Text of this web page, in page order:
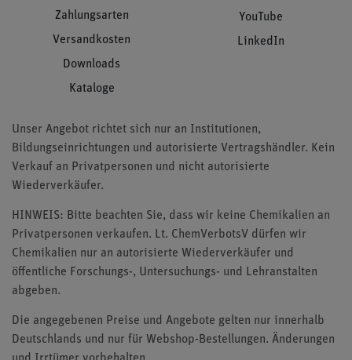
Zahlungsarten
Versandkosten
Downloads
Kataloge
YouTube
LinkedIn
Unser Angebot richtet sich nur an Institutionen,
Bildungseinrichtungen und autorisierte Vertragshändler. Kein
Verkauf an Privatpersonen und nicht autorisierte
Wiederverkäufer.
HINWEIS: Bitte beachten Sie, dass wir keine Chemikalien an
Privatpersonen verkaufen. Lt. ChemVerbotsV dürfen wir
Chemikalien nur an autorisierte Wiederverkäufer und
öffentliche Forschungs-, Untersuchungs- und Lehranstalten
abgeben.
Die angegebenen Preise und Angebote gelten nur innerhalb
Deutschlands und nur für Webshop-Bestellungen. Änderungen